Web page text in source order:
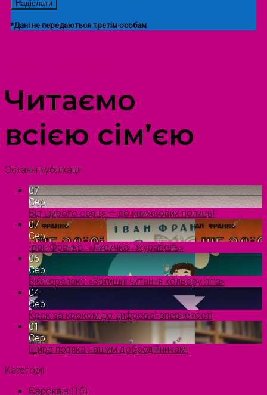
*Дані не передаються третім особам
Читаємо
всією сім’єю
Останні публікації
07
Сер
Від щирого серця — до книжкових полиць!
07
Сер
Іван Франко. «Лисичка і журавель»
06
Сер
Бібліорелакс «Затишні читання кольору літа»
04
Сер
Крок за кроком до цифрової впевненості
01
Сер
Щира подяка нашим добродійникам!
Категорії
Євроквіз (15)